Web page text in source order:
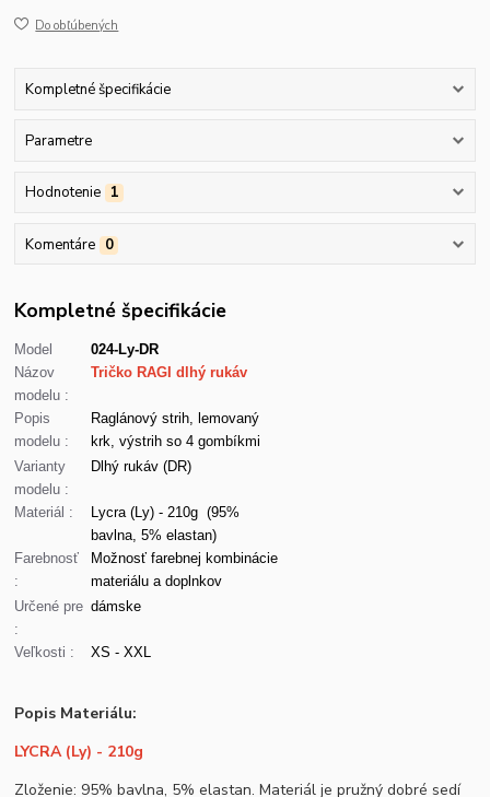
Do obľúbených
Kompletné špecifikácie
Parametre
Hodnotenie 1
Komentáre 0
Kompletné špecifikácie
Model
024-Ly-DR
Názov
modelu :
Tričko RAGI dlhý rukáv
Popis
modelu :
Raglánový strih, lemovaný
krk, výstrih so 4 gombíkmi
Varianty
modelu :
Dlhý rukáv (DR)
Materiál :
Lycra (Ly) - 210g (95%
bavlna, 5% elastan)
Farebnosť
:
Možnosť farebnej kombinácie
materiálu a doplnkov
Určené pre
:
dámske
Veľkosti : XS - XXL
Popis Materiálu:
LYCRA (Ly) - 210g
Zloženie: 95% bavlna, 5% elastan. Materiál je pružný dobré sedí